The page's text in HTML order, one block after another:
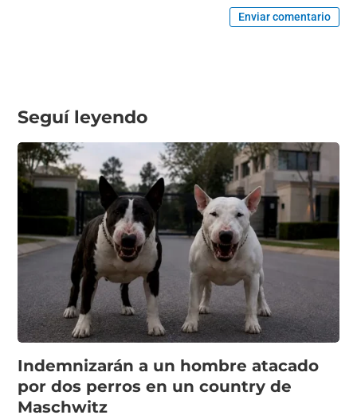
Enviar comentario
Seguí leyendo
Indemnizarán a un hombre atacado
por dos perros en un country de
Maschwitz